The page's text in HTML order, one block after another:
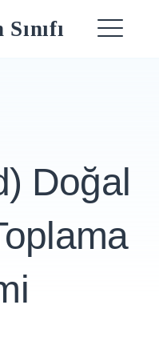
Doğal